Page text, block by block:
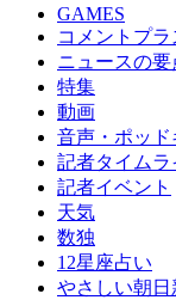
GAMES
コメントプラ
ニュースの要
特集
動画
音声・ポッド
記者タイムラ
記者イベント
天気
数独
12星座占い
やさしい朝日